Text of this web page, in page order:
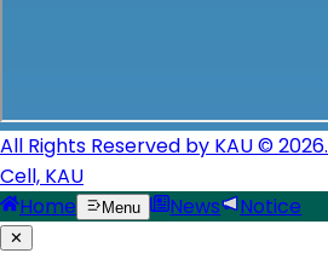
All Rights Reserved by KAU © 2026.
Cell, KAU
Home
Menu News Notice
✕